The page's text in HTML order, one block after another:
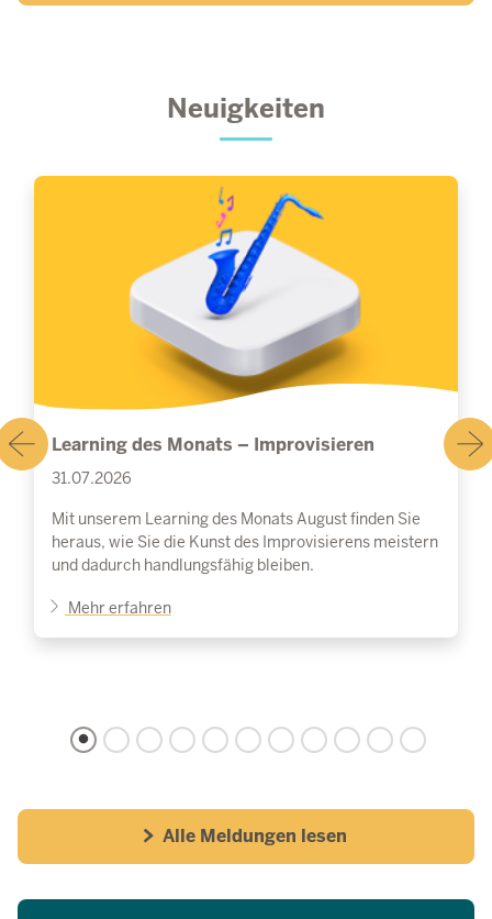
Neuigkeiten
Learning des Monats – Improvisieren
31.07.2026
Mit unserem Learning des Monats August finden Sie
heraus, wie Sie die Kunst des Improvisierens meistern
und dadurch handlungsfähig bleiben.
Mehr erfahren
Alle Meldungen lesen